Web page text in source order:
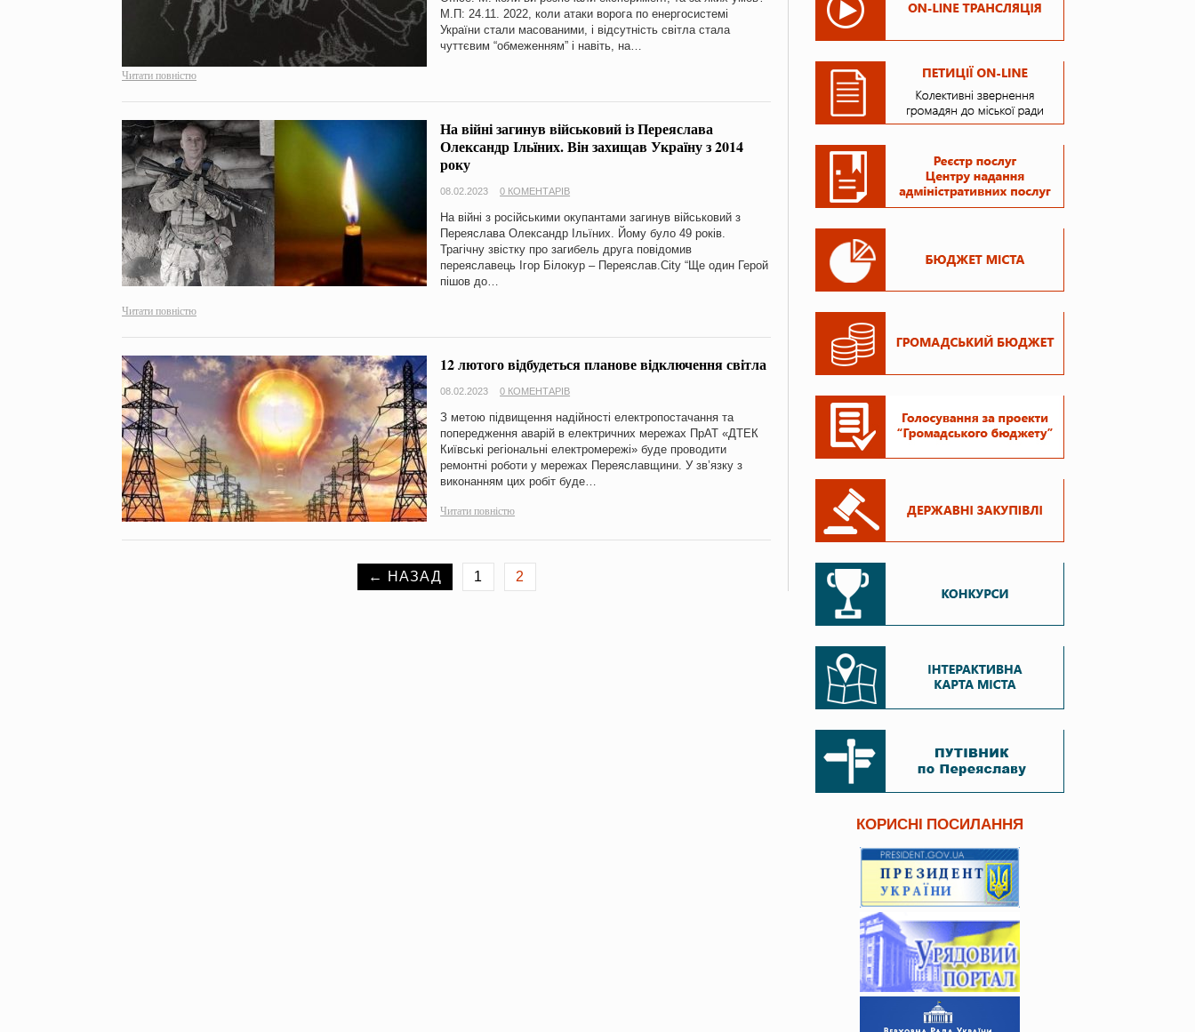
М.П: 24.11. 2022, коли атаки ворога по енергосистемі
України стали масованими, і відсутність світла стала
чуттєвим “обмеженням” і навіть, на…
Читати повністю
На війні загинув військовий із Переяслава
Олександр Ільїних. Він захищав Україну з 2014
року
08.02.2023 0 КОМЕНТАРІВ
На війні з російськими окупантами загинув військовий з
Переяслава Олександр Ільїних. Йому було 49 років.
Трагічну звістку про загибель друга повідомив
переяславець Ігор Білокур – Переяслав.City “Ще один Герой
пішов до…
Читати повністю
12 лютого відбудеться планове відключення світла
08.02.2023 0 КОМЕНТАРІВ
З метою підвищення надійності електропостачання та
попередження аварій в електричних мережах ПрАТ «ДТЕК
Київські регіональні електромережі» буде проводити
ремонтні роботи у мережах Переяславщини. У зв’язку з
виконанням цих робіт буде…
Читати повністю
← НАЗАД 1 2
КОРИСНІ ПОСИЛАННЯ